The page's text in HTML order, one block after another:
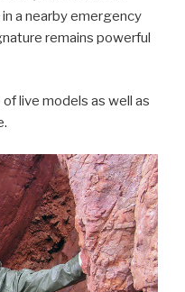
a nearby emergency
remains powerful
live models as well as